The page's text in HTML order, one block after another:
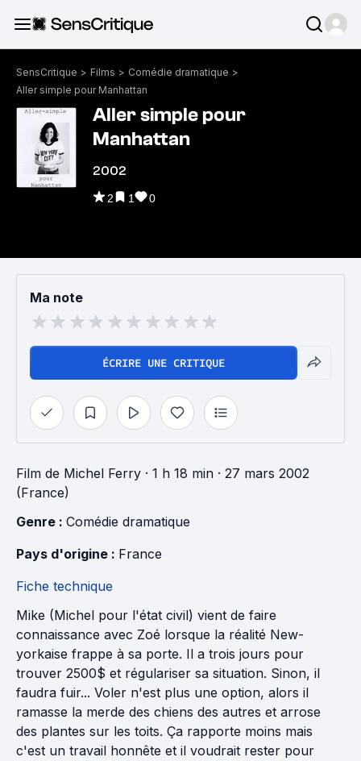
SensCritique > Films > Comédie dramatique >
Aller simple pour Manhattan
Aller simple pour
Manhattan
2002
2 1 0
Ma note
ÉCRIRE UNE CRITIQUE
Film de Michel Ferry · 1 h 18 min · 27 mars 2002
(France)
Genre : Comédie dramatique
Pays d'origine : France
Fiche technique
Mike (Michel pour l'état civil) vient de faire
connaissance avec Zoé lorsque la réalité New-
yorkaise frappe à sa porte. Il a trois jours pour
trouver 2500$ et régulariser sa situation. Sinon, il
faudra fuir... Voler n'est plus une option, alors il
ramasse la merde des chiens des autres et arrose
des plantes sur les toits. Ça rapporte moins mais
c'est un travail honnête et il voudrait rester pour